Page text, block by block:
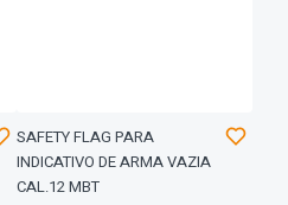
SAFETY FLAG PARA
INDICATIVO DE ARMA VAZIA
CAL.12 MBT